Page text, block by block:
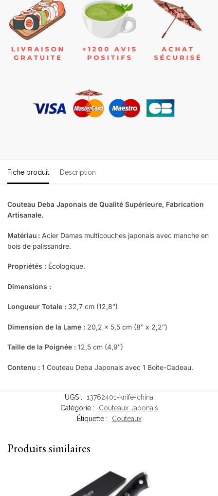
Fiche produit Description
Couteau Deba Japonais de Qualité Supérieure, Fabrication
Artisanale.
Matériau : Acier Damas multicouches japonais avec manche en
bois de palissandre.
Propriétés : Écologique.
Dimensions :
Longueur Totale : 32,7 cm (12,8″)
Dimension de la Lame : 20,2 x 5,5 cm (8″ x 2,2″)
Taille de la Poignée : 12,5 cm (4,9″)
Contenu : 1 Couteau Deba Japonais avec 1 Boîte-Cadeau.
UGS :
13762401-knife-china
Catégorie :
Couteaux Japonais
Étiquette :
Couteaux
Produits similaires